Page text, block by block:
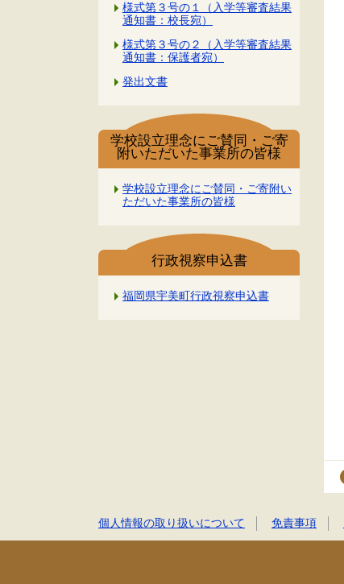
様式第３号の１（入学等審査結果
通知書：校長宛）
様式第３号の２（入学等審査結果
通知書：保護者宛）
発出文書
学校設立理念にご賛同・ご寄
附いただいた事業所の皆様
学校設立理念にご賛同・ご寄附い
ただいた事業所の皆様
行政視察申込書
福岡県宇美町行政視察申込書
個人情報の取り扱いについて 免責事項